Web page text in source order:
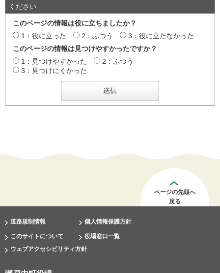
ください
このページの情報は役に立ちましたか？
1：役に立った
2：ふつう
3：役に立たなかった
このページの情報は見つけやすかったですか？
1：見つけやすかった
2：ふつう
3：見つけにくかった
ページの先頭へ
戻る
道路規制情報 個人情報保護方針
このサイトについて
役場窓口一覧
ウェブアクセシビリティ方針